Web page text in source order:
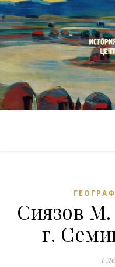
Сиязов
г.
1